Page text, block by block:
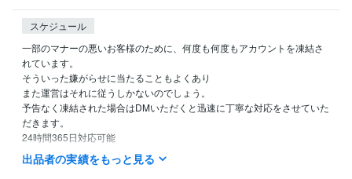
スケジュール
一部のマナーの悪いお客様のために、何度も何度もアカウントを凍結さ
れています。
そういった嫌がらせに当たることもよくあり
また運営はそれに従うしかないのでしょう。
予告なく凍結された場合はDMいただくと迅速に丁寧な対応をさせていた
だきます。
24時間365日対応可能
出品者の実績をもっと見る